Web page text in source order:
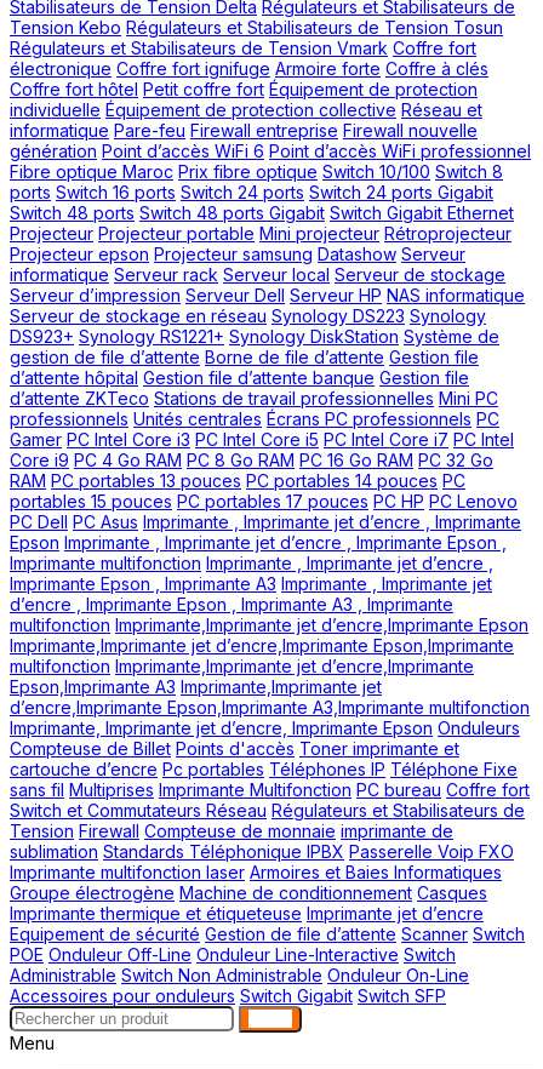
Stabilisateurs de Tension Delta Régulateurs et Stabilisateurs de
Tension Kebo Régulateurs et Stabilisateurs de Tension Tosun
Régulateurs et Stabilisateurs de Tension Vmark Coffre fort
électronique Coffre fort ignifuge Armoire forte Coffre à clés
Coffre fort hôtel Petit coffre fort Équipement de protection
individuelle Équipement de protection collective Réseau et
informatique Pare-feu Firewall entreprise Firewall nouvelle
génération Point d’accès WiFi 6 Point d’accès WiFi professionnel
Fibre optique Maroc Prix fibre optique Switch 10/100 Switch 8
ports Switch 16 ports Switch 24 ports Switch 24 ports Gigabit
Switch 48 ports Switch 48 ports Gigabit Switch Gigabit Ethernet
Projecteur Projecteur portable Mini projecteur Rétroprojecteur
Projecteur epson Projecteur samsung Datashow Serveur
informatique Serveur rack Serveur local Serveur de stockage
Serveur d’impression Serveur Dell Serveur HP NAS informatique
Serveur de stockage en réseau Synology DS223 Synology
DS923+ Synology RS1221+ Synology DiskStation Système de
gestion de file d’attente Borne de file d’attente Gestion file
d’attente hôpital Gestion file d’attente banque Gestion file
d’attente ZKTeco Stations de travail professionnelles Mini PC
professionnels Unités centrales Écrans PC professionnels PC
Gamer PC Intel Core i3 PC Intel Core i5 PC Intel Core i7 PC Intel
Core i9 PC 4 Go RAM PC 8 Go RAM PC 16 Go RAM PC 32 Go
RAM PC portables 13 pouces PC portables 14 pouces PC
portables 15 pouces PC portables 17 pouces PC HP PC Lenovo
PC Dell PC Asus Imprimante , Imprimante jet d’encre , Imprimante
Epson Imprimante , Imprimante jet d’encre , Imprimante Epson ,
Imprimante multifonction Imprimante , Imprimante jet d’encre ,
Imprimante Epson , Imprimante A3 Imprimante , Imprimante jet
d’encre , Imprimante Epson , Imprimante A3 , Imprimante
multifonction Imprimante,Imprimante jet d’encre,Imprimante Epson
Imprimante,Imprimante jet d’encre,Imprimante Epson,Imprimante
multifonction Imprimante,Imprimante jet d’encre,Imprimante
Epson,Imprimante A3 Imprimante,Imprimante jet
d’encre,Imprimante Epson,Imprimante A3,Imprimante multifonction
Imprimante, Imprimante jet d’encre, Imprimante Epson Onduleurs
Compteuse de Billet Points d'accès Toner imprimante et
cartouche d’encre Pc portables Téléphones IP Téléphone Fixe
sans fil Multiprises Imprimante Multifonction PC bureau Coffre fort
Switch et Commutateurs Réseau Régulateurs et Stabilisateurs de
Tension Firewall Compteuse de monnaie imprimante de
sublimation Standards Téléphonique IPBX Passerelle Voip FXO
Imprimante multifonction laser Armoires et Baies Informatiques
Groupe électrogène Machine de conditionnement Casques
Imprimante thermique et étiqueteuse Imprimante jet d’encre
Equipement de sécurité Gestion de file d’attente Scanner Switch
POE Onduleur Off-Line Onduleur Line-Interactive Switch
Administrable Switch Non Administrable Onduleur On-Line
Accessoires pour onduleurs Switch Gigabit Switch SFP
Menu